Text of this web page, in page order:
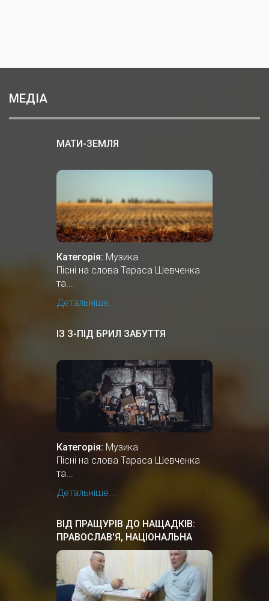
МЕДІА
МАТИ-ЗЕМЛЯ
Категорія: Музика
Пісні на слова Тараса Шевченка
та...
Детальніше...
ІЗ З-ПІД БРИЛ ЗАБУТТЯ
Категорія: Музика
Пісні на слова Тараса Шевченка
та...
Детальніше...
ВІД ПРАЩУРІВ ДО НАЩАДКІВ:
ПРАВОСЛАВ'Я, НАЦІОНАЛЬНА
КУЛЬТУРА ПРАУКРАЇНИ